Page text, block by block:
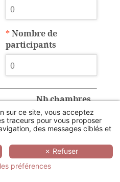
*Nombre de
participants
Nb chambres
twin
sur ce site, vous acceptez
traceurs pour vous proposer
des messages ciblés et
✗ Refuser
préférences